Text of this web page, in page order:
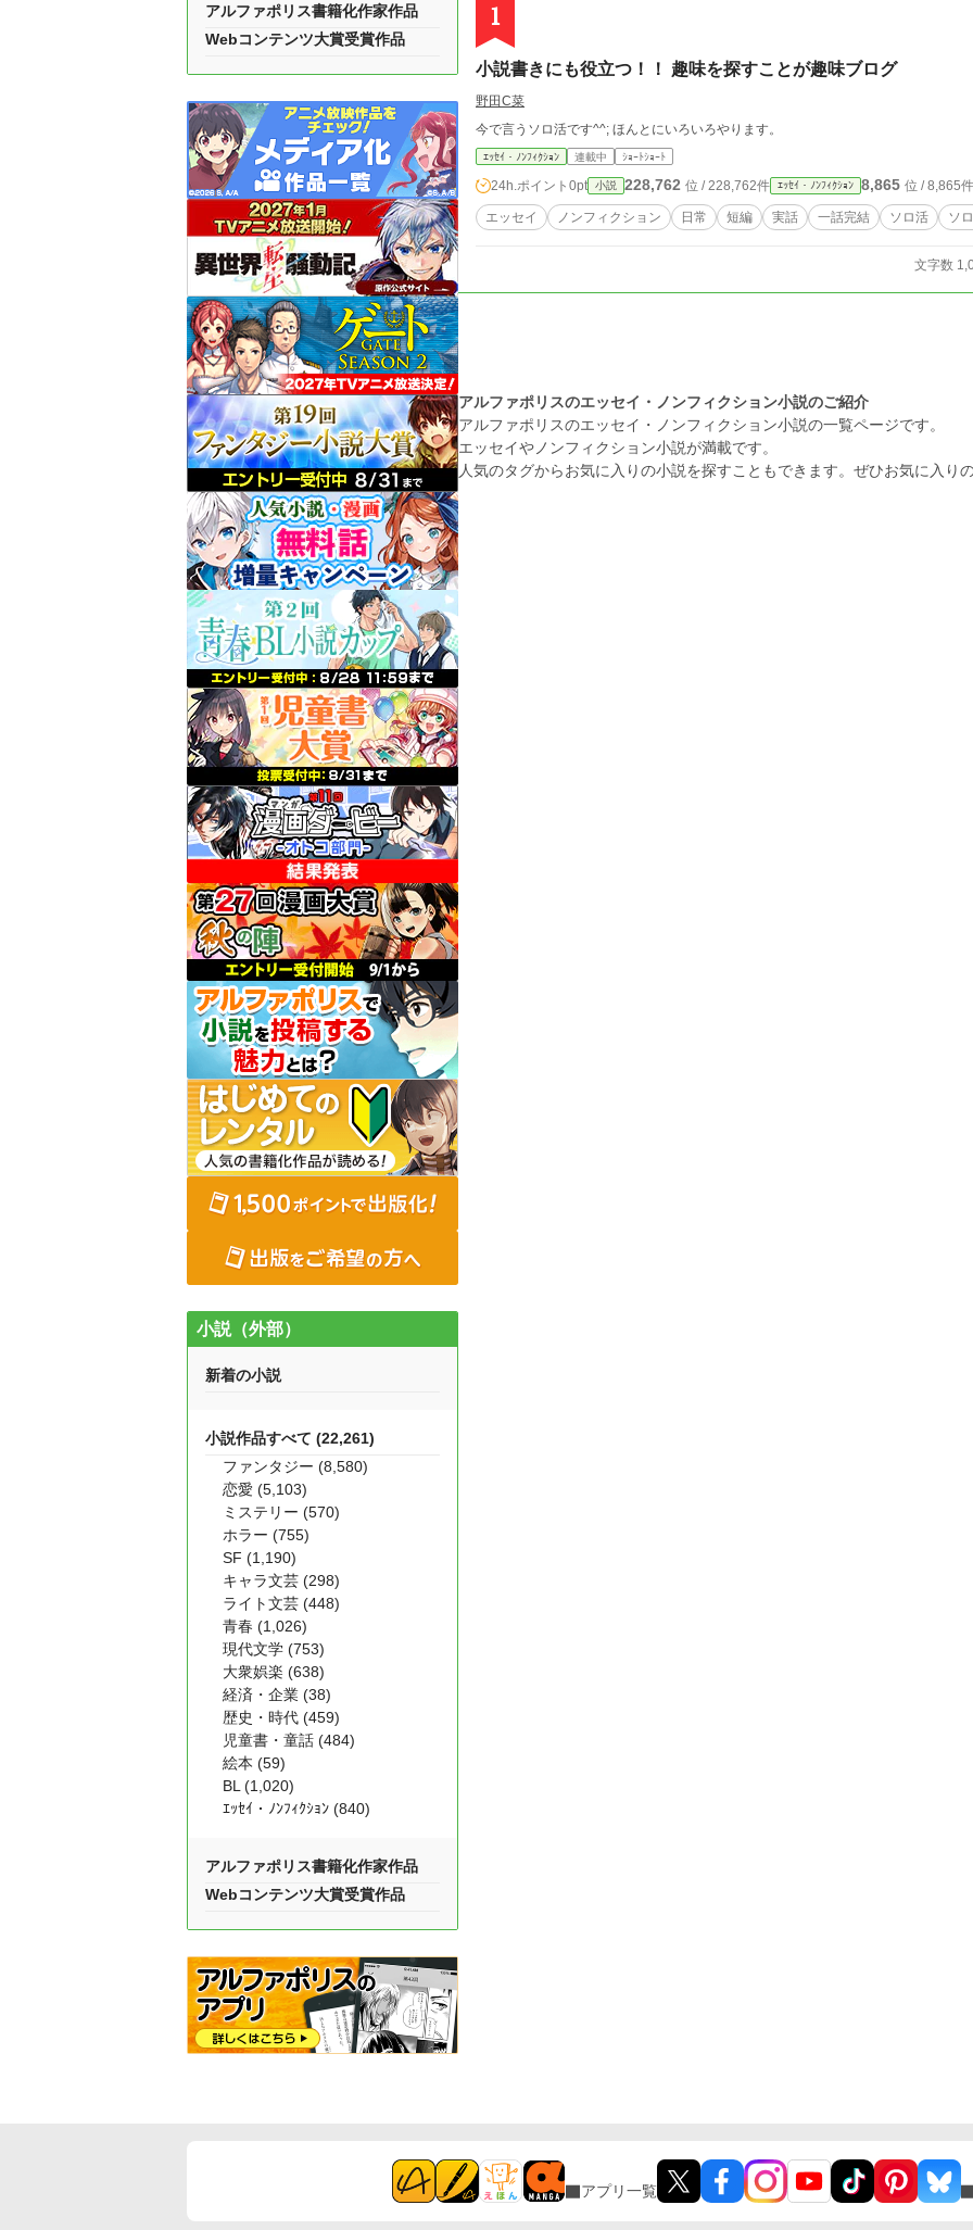
1
小説書きにも役立つ！！ 趣味を探すことが趣味ブログ
野田C菜
今で言うソロ活です^^; ほんとにいろいろやります。
ｴｯｾｲ・ﾉﾝﾌｨｸｼｮﾝ 連載中 ｼｮｰﾄｼｮｰﾄ
24h.ポイント 0pt 小説 228,762 位 / 228,762件 ｴｯｾｲ・ﾉﾝﾌｨｸｼｮﾝ 8,865 位 / 8,865件
エッセイ ノンフィクション 日常 短編 実話 一話完結 ソロ活 ソ
文字数
アルファポリスのエッセイ・ノンフィクション小説のご紹介
アルファポリスのエッセイ・ノンフィクション小説の一覧ページです。
エッセイやノンフィクション小説が満載です。
人気のタグからお気に入りの小説を探すこともできます。ぜひお気に入り
アルファポリス書籍化作家作品
Webコンテンツ大賞受賞作品
小説（外部）
新着の小説
小説作品すべて (22,261)
ファンタジー (8,580)
恋愛 (5,103)
ミステリー (570)
ホラー (755)
SF (1,190)
キャラ文芸 (298)
ライト文芸 (448)
青春 (1,026)
現代文学 (753)
大衆娯楽 (638)
経済・企業 (38)
歴史・時代 (459)
児童書・童話 (484)
絵本 (59)
BL (1,020)
ｴｯｾｲ・ﾉﾝﾌｨｸｼｮﾝ (840)
アルファポリス書籍化作家作品
Webコンテンツ大賞受賞作品
アプリ一覧